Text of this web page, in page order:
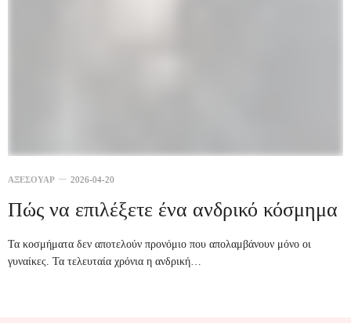
ΑΞΕΣΟΥΑΡ 2026-04-20
Πώς να επιλέξετε ένα ανδρικό κόσμημα
Τα κοσμήματα δεν αποτελούν προνόμιο που απολαμβάνουν μόνο οι
γυναίκες. Τα τελευταία χρόνια η ανδρική…